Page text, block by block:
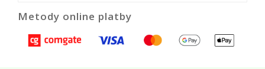
Metody online platby